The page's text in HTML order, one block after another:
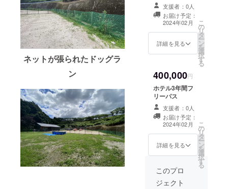
ネットが張られたドッグラ
ン
支援者：0人
お届け予定：
2024年02月
詳細を見る
こ
の
リ
タ
ー
ン
を
選
択
す
る
400,000円
ホテル3年間フ
リーパス
支援者：0人
お届け予定：
2024年02月
詳細を見る
こ
の
リ
タ
ー
ン
を
選
択
す
る
このプロ
ジェクト